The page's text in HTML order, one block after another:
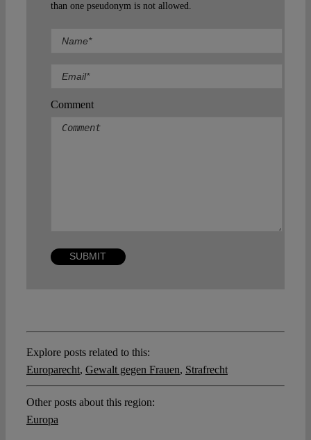
than one pseudonym is not allowed.
Comment
Explore posts related to this:
Europarecht, Gewalt gegen Frauen, Strafrecht
Other posts about this region:
Europa